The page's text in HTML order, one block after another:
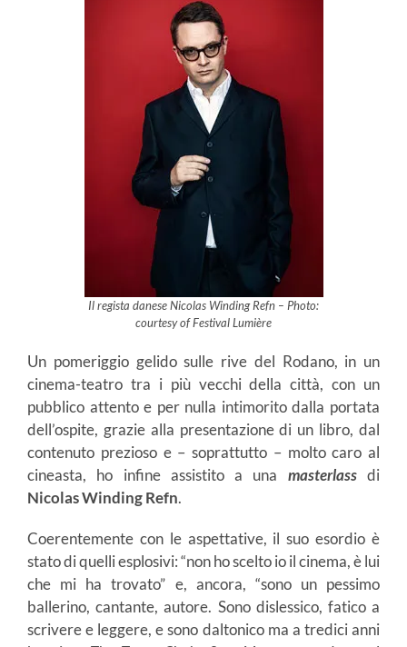
Il regista danese Nicolas Winding Refn – Photo:
courtesy of Festival Lumière
Un pomeriggio gelido sulle rive del Rodano, in un
cinema-teatro tra i più vecchi della città, con un
pubblico attento e per nulla intimorito dalla portata
dell’ospite, grazie alla presentazione di un libro, dal
contenuto prezioso e – soprattutto – molto caro al
cineasta, ho infine assistito a una masterlassdi
Nicolas Winding Refn.
Coerentemente con le aspettative, il suo esordio è
stato di quelli esplosivi: “non ho scelto io il cinema, è lui
che mi ha trovato” e, ancora, “sono un pessimo
ballerino, cantante, autore. Sono dislessico, fatico a
scrivere e leggere, e sono daltonico ma a tredici anni